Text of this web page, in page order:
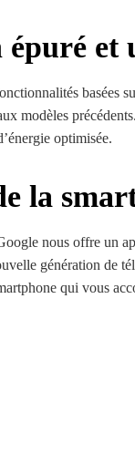
épuré et
basées
modèles
optimisée.
la
nous offre un
génération de
qui vous